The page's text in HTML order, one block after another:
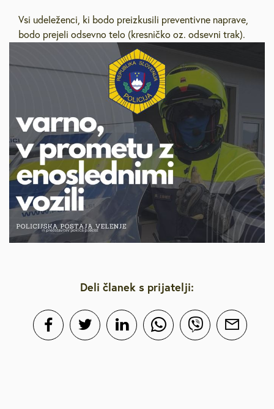
Vsi udeleženci, ki bodo preizkusili preventivne naprave,
bodo prejeli odsevno telo (kresničko oz. odsevni trak).
Deli članek s prijatelji: